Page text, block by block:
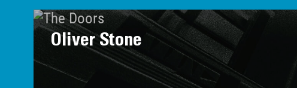
Oliver Stone